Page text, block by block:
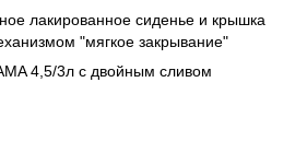
лакированное сиденье и крышка
"мягкое закрывание"
4,5/3л с двойным сливом